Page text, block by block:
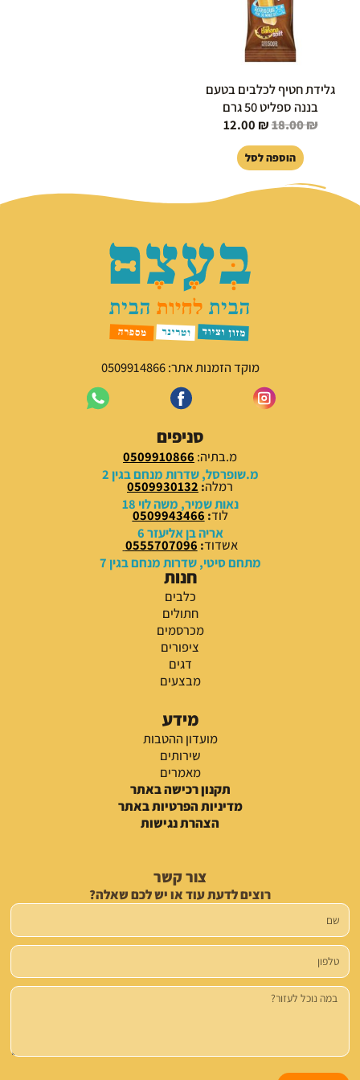
גלידת חטיף לכלבים בטעם
בננה ספליט 50 גרם
18.00₪
12.00 ₪
הוספה לסל
מוקד הזמנות אתר: 0509914866
סניפים
מ.בתיה: 0509910866
מ.שופרסל, שדרות מנחם בגין 2
רמלה:
0509930132
נאות שמיר, משה לוי 18
לוד:
0509943466
אריה בן אליעזר 6
אשדוד:
0555707096
מתחם סיטי, שדרות מנחם בגין 7
חנות
כלבים
חתולים
מכרסמים
ציפורים
דגים
מבצעים
מידע
מועדון ההטבות
שירותים
מאמרים
תקנון רכישה באתר
מדיניות הפרטיות באתר
הצהרת נגישות
צור קשר
רוצים לדעת עוד או יש לכם שאלה?
שם
טלפון
הודעה